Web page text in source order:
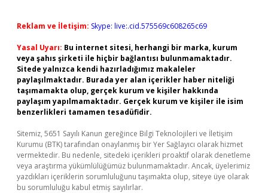
Reklam ve İletişim: Skype: live:.cid.575569c608265c69
Yasal Uyarı: Bu internet sitesi, herhangi bir marka, kurum
veya şahıs şirketi ile hiçbir bağlantısı bulunmamaktadır.
Sitede yalnızca kendi hazırladığımız makaleler
paylaşılmaktadır. Burada yer alan içerikler haber niteliği
taşımamakta olup, gerçek kurum ve kişiler hakkında
paylaşım yapılmamaktadır. Gerçek kurum ve kişiler ile isim
benzerlikleri tamamen tesadüfidir.
Sitemiz, 5651 Sayılı Kanun gereğince Bilgi Teknolojileri ve İletişim
Kurumu (BTK) tarafından onaylanmış bir Yer Sağlayıcı olarak hizmet
vermektedir. Bu nedenle, sitedeki içerikleri proaktif olarak denetleme
veya araştırma yükümlülüğümüz bulunmamaktadır. Ancak, üyelerimiz
yazdıkları içeriklerin sorumluluğunu taşımakta olup, siteye üye olarak
bu sorumluluğu kabul etmiş sayılırlar.